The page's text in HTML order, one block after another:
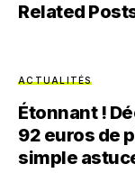
Related
ACTUALITÉS
Étonnant !
92 euros de
simple